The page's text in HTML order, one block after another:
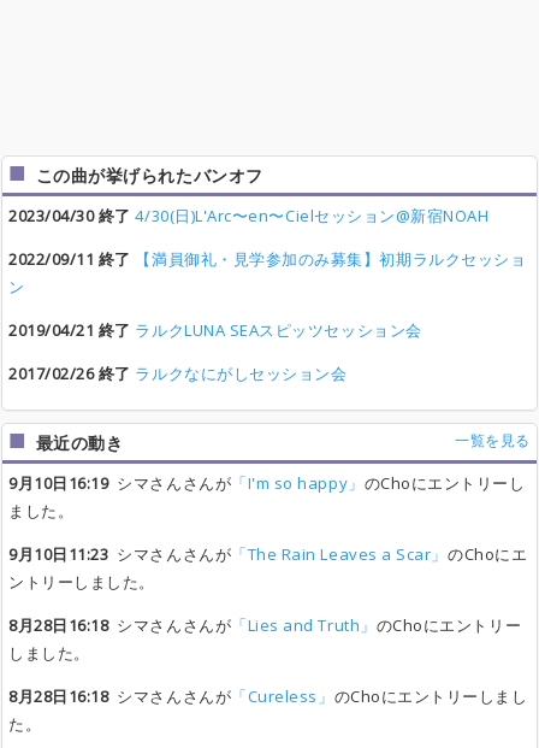
この曲が挙げられたバンオフ
2023/04/30 終了 4/30(日)L'Arc〜en〜Cielセッション@新宿NOAH
2022/09/11 終了
【満員御礼・見学参加のみ募集】初期ラルクセッショ
ン
2019/04/21 終了 ラルクLUNA SEAスピッツセッション会
2017/02/26 終了 ラルクなにがしセッション会
最近の動き 一覧を見る
9月10日16:19シマさんさんが 「I'm so happy」 のChoにエントリーし
ました。
9月10日11:23 シマさんさんが 「The Rain Leaves a Scar」 のChoにエ
ントリーしました。
8月28日16:18シマさんさんが 「Lies and Truth」 のChoにエントリー
しました。
8月28日16:18シマさんさんが 「Cureless」 のChoにエントリーしまし
た。